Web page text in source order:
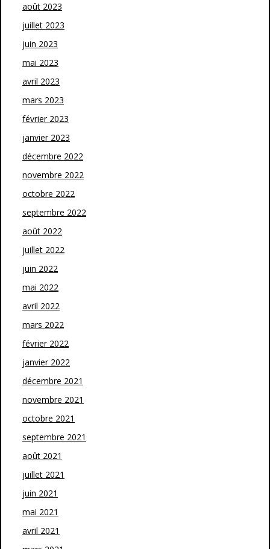
août 2023
juillet 2023
juin 2023
mai 2023
avril 2023
mars 2023
février 2023
janvier 2023
décembre 2022
novembre 2022
octobre 2022
septembre 2022
août 2022
juillet 2022
juin 2022
mai 2022
avril 2022
mars 2022
février 2022
janvier 2022
décembre 2021
novembre 2021
octobre 2021
septembre 2021
août 2021
juillet 2021
juin 2021
mai 2021
avril 2021